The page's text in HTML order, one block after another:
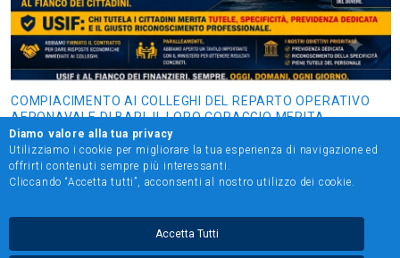
Diamo valore alla tua privacy
Utilizziamo i cookie per migliorare la tua esperienza di navigazione ed
offrirti contenuti sempre più interessanti.
Cliccando “Accetta tutti”, acconsenti al nostro utilizzo dei cookie.
Accetta Tutti
COMPIACIMENTO AI COLLEGHI DEL REPARTO OPERATIVO
AERONAVALE DI BARI. IL LORO CORAGGIO MERITA
RISPOSTE CONCRETE SU TUTELE, SPECIFICITÀ E
PREVIDENZA DEDICATA
© 2024 Unione Sindacale Italiana Finanzieri. All Rights Reserved